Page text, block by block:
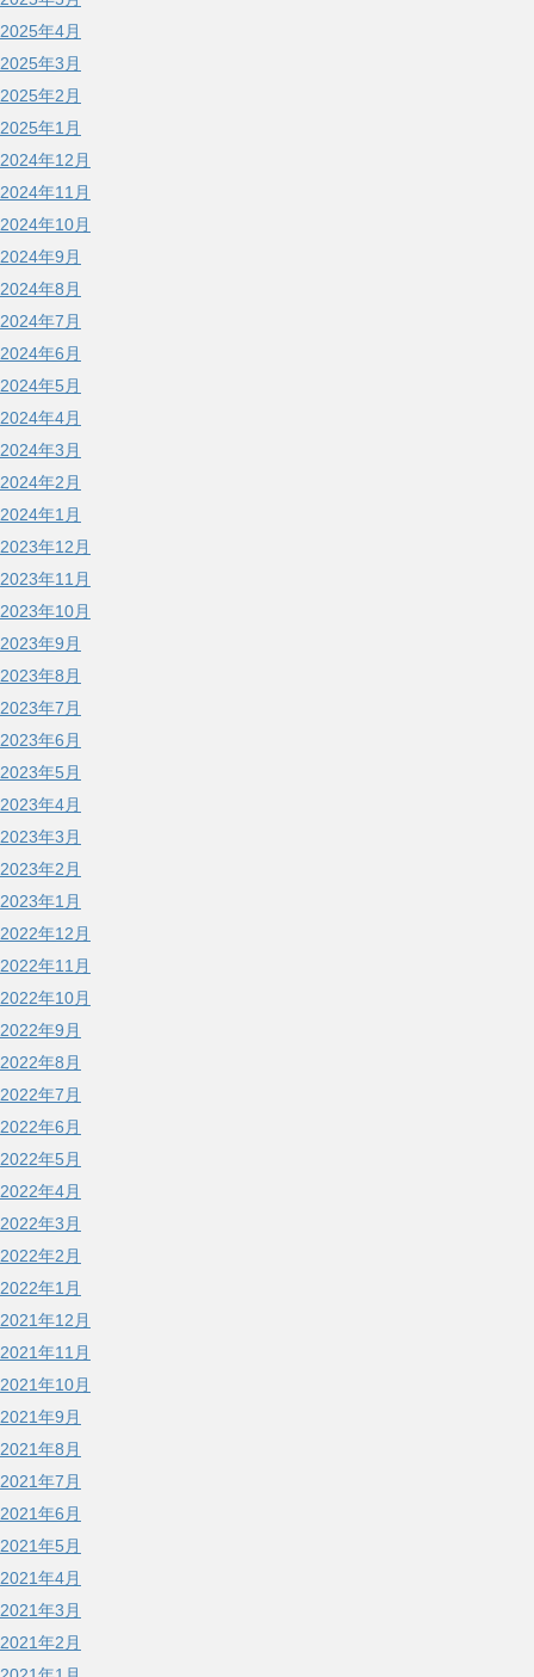
2025年4月
2025年3月
2025年2月
2025年1月
2024年12月
2024年11月
2024年10月
2024年9月
2024年8月
2024年7月
2024年6月
2024年5月
2024年4月
2024年3月
2024年2月
2024年1月
2023年12月
2023年11月
2023年10月
2023年9月
2023年8月
2023年7月
2023年6月
2023年5月
2023年4月
2023年3月
2023年2月
2023年1月
2022年12月
2022年11月
2022年10月
2022年9月
2022年8月
2022年7月
2022年6月
2022年5月
2022年4月
2022年3月
2022年2月
2022年1月
2021年12月
2021年11月
2021年10月
2021年9月
2021年8月
2021年7月
2021年6月
2021年5月
2021年4月
2021年3月
2021年2月